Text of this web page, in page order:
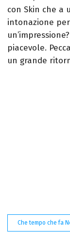
con Skin che a
intonazione
piacevole.
un grande
Che tempo che fa